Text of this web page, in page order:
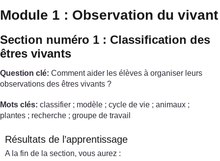
Module 1 : Observation du vivant
Section numéro 1 : Classification des
êtres vivants
Question clé: Comment aider les élèves à organiser leurs
observations des êtres vivants ?
Mots clés: classifier ; modèle ; cycle de vie ; animaux ;
plantes ; recherche ; groupe de travail
Résultats de l’apprentissage
A la fin de la section, vous aurez :